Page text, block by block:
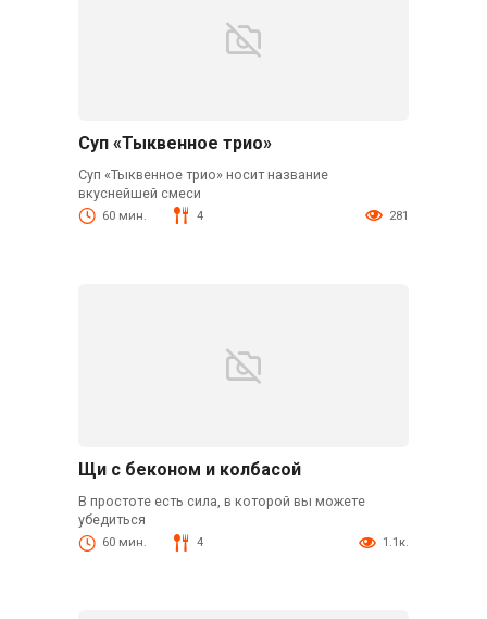
Суп «Тыквенное трио»
Суп «Тыквенное трио» носит название
вкуснейшей смеси
60 мин. 4 281
Щи с беконом и колбасой
В простоте есть сила, в которой вы можете
убедиться
60 мин. 4 1.1к.